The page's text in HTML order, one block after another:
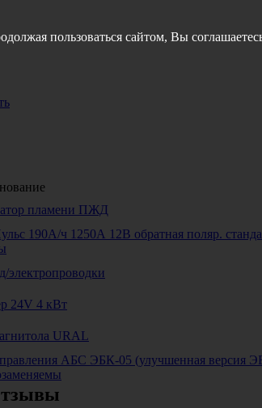
пламени ПЖД
190А/ч 1250А 12В обратная поляр.
электропроводки
24V 4 кВт
URAL
АБС ЭБК-05 (улучшенная версия
пользоваться сайтом, Вы